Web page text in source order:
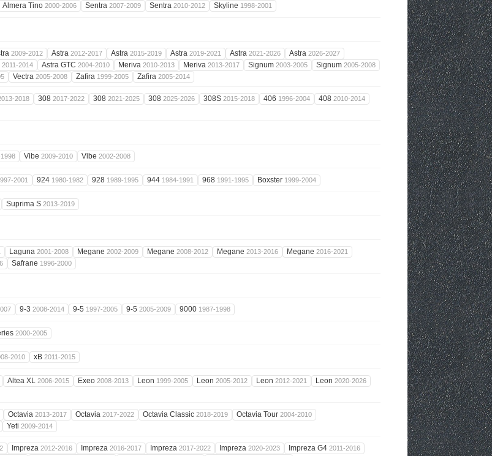
Almera Tino 2000-2006 Sentra 2007-2009 Sentra 2010-2012 Skyline 1998-2001
2009-2012 Astra 2012-2017 Astra 2015-2019 Astra 2019-2021 Astra 2021-2026 Astra 2026-2027
2011-2014 Astra GTC 2004-2010 Meriva 2010-2013 Meriva 2013-2017 Signum 2003-2005 Signum 2005-2008
Vectra 2005-2008 Zafira 1999-2005 Zafira 2005-2014
2018 308 2017-2022 308 2021-2025 308 2025-2026 308S 2015-2018 406 1996-2004 408 2010-2014
Vibe 2009-2010 Vibe 2002-2008
2001 924 1980-1982 928 1989-1995 944 1984-1991 968 1991-1995 Boxster 1999-2004
Suprima S 2013-2019
Laguna 2001-2008 Megane 2002-2009 Megane 2008-2012 Megane 2013-2016 Megane 2016-2021
Safrane 1996-2000
9-3 2008-2014 9-5 1997-2005 9-5 2005-2009 9000 1987-1998
2000-2005
2010 xB 2011-2015
Altea XL 2006-2015 Exeo 2008-2013 Leon 1999-2005 Leon 2005-2012 Leon 2012-2021 Leon 2020-2026
Octavia 2013-2017 Octavia 2017-2022 Octavia Classic 2018-2019 Octavia Tour 2004-2010
Yeti 2009-2014
Impreza 2012-2016 Impreza 2016-2017 Impreza 2017-2022 Impreza 2020-2023 Impreza G4 2011-2016